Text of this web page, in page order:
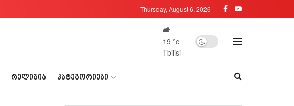
Thursday, August 6, 2026
19 °c
Tbilisi
ᲠᲔᲚᲘᲒᲘᲐ ᲙᲐᲢᲔᲒᲝᲠᲘᲔᲑᲘ